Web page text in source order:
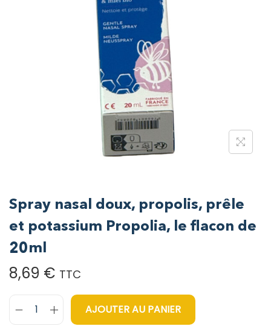
Spray nasal doux, propolis, prêle
et potassium Propolia, le flacon de
20ml
8,69 € TTC
AJOUTER AU PANIER